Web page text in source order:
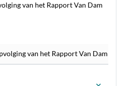
van het Rapport Van Dam
van het Rapport Van Dam is